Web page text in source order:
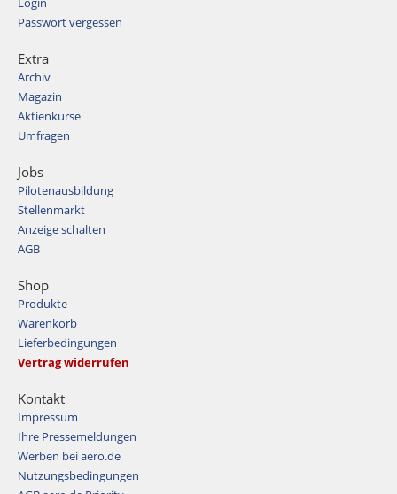
Passwort vergessen
Extra
Archiv
Magazin
Aktienkurse
Umfragen
Jobs
Pilotenausbildung
Stellenmarkt
Anzeige schalten
AGB
Shop
Produkte
Warenkorb
Lieferbedingungen
Vertrag widerrufen
Kontakt
Impressum
Ihre Pressemeldungen
Werben bei aero.de
Nutzungsbedingungen